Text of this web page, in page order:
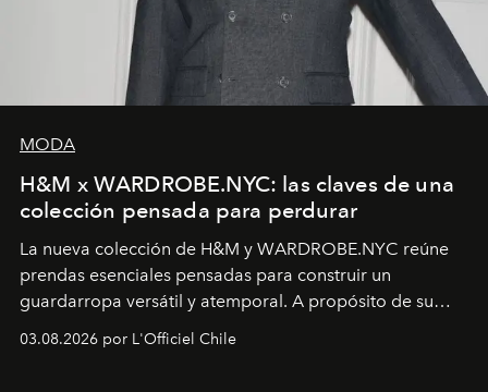
MODA
H&M x WARDROBE.NYC: las claves de una
colección pensada para perdurar
La nueva colección de H&M y WARDROBE.NYC reúne
prendas esenciales pensadas para construir un
guardarropa versátil y atemporal. A propósito de su
lanzamiento, los fundadores de la firma neoyorquina y
la asesora creativa y jefa de diseño global de la marca
03.08.2026 por L'Officiel Chile